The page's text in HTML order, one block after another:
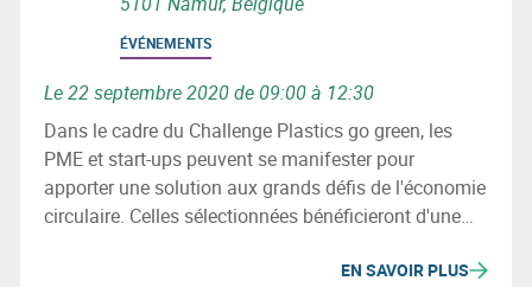
ÉVÉNEMENTS
Le 22 septembre 2020 de 09:00 à 12:30
Dans le cadre du Challenge Plastics go green, les
PME et start-ups peuvent se manifester pour
apporter une solution aux grands défis de l'économie
circulaire. Celles sélectionnées bénéficieront d'une
spécialisé. Plus d'info lors du séminaire du 22/09.
EN SAVOIR PLUS